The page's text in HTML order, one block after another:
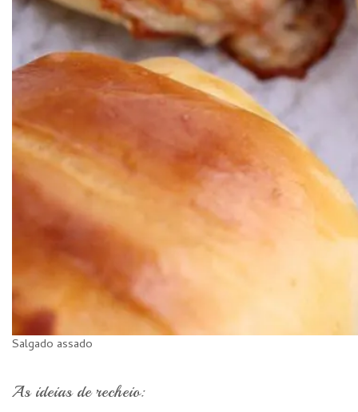
Salgado assado
As ideias de recheio: